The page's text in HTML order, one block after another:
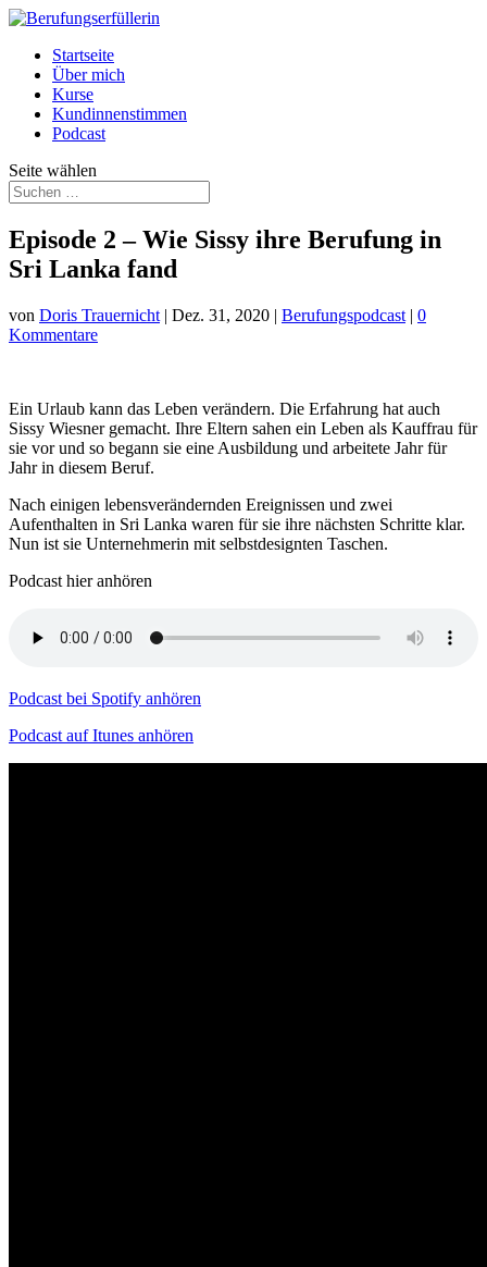
Startseite
Über mich
Kurse
Kundinnenstimmen
Podcast
Seite wählen
Episode 2 – Wie Sissy ihre Berufung in
Sri Lanka fand
von Doris Trauernicht | Dez. 31, 2020 | Berufungspodcast | 0
Kommentare
Ein Urlaub kann das Leben verändern. Die Erfahrung hat auch
Sissy Wiesner gemacht. Ihre Eltern sahen ein Leben als Kauffrau für
sie vor und so begann sie eine Ausbildung und arbeitete Jahr für
Jahr in diesem Beruf.
Nach einigen lebensverändernden Ereignissen und zwei
Aufenthalten in Sri Lanka waren für sie ihre nächsten Schritte klar.
Nun ist sie Unternehmerin mit selbstdesignten Taschen.
Podcast hier anhören
Podcast bei Spotify anhören
Podcast auf Itunes anhören